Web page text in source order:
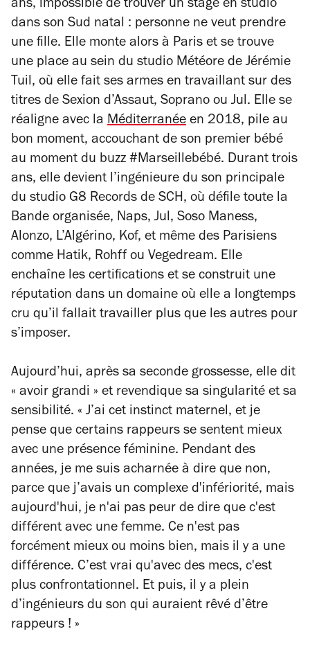
ans, impossible de trouver un stage en studio
dans son Sud natal : personne ne veut prendre
une fille. Elle monte alors à Paris et se trouve
une place au sein du studio Météore de Jérémie
Tuil, où elle fait ses armes en travaillant sur des
titres de Sexion d’Assaut, Soprano ou Jul. Elle se
réaligne avec la Méditerranée en 2018, pile au
bon moment, accouchant de son premier bébé
au moment du buzz #Marseillebébé. Durant trois
ans, elle devient l’ingénieure du son principale
du studio G8 Records de SCH, où défile toute la
Bande organisée, Naps, Jul, Soso Maness,
Alonzo, L’Algérino, Kof, et même des Parisiens
comme Hatik, Rohff ou Vegedream. Elle
enchaîne les certifications et se construit une
réputation dans un domaine où elle a longtemps
cru qu’il fallait travailler plus que les autres pour
s’imposer.
Aujourd’hui, après sa seconde grossesse, elle dit
« avoir grandi » et revendique sa singularité et sa
sensibilité. « J’ai cet instinct maternel, et je
pense que certains rappeurs se sentent mieux
avec une présence féminine. Pendant des
années, je me suis acharnée à dire que non,
parce que j’avais un complexe d'infériorité, mais
aujourd'hui, je n'ai pas peur de dire que c'est
différent avec une femme. Ce n'est pas
forcément mieux ou moins bien, mais il y a une
différence. C’est vrai qu'avec des mecs, c'est
plus confrontationnel. Et puis, il y a plein
d’ingénieurs du son qui auraient rêvé d’être
rappeurs ! »